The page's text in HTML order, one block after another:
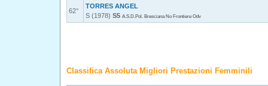
62°
TORRES ANGEL
S (1978) S5 A.S.D.Pol. Bresciana No Frontiere Odv
Classifica Assoluta Migliori Prestazioni Femminili